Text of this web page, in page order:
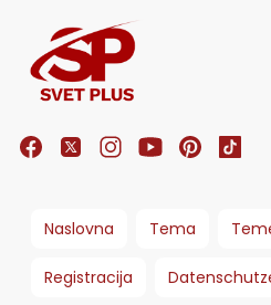
Naslovna Tema
Registracija